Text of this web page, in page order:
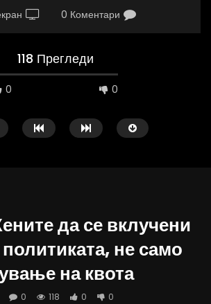
0 Коментари
118 Прегледи
0 0
Министерство за
да се вклучени
не само
на квота
0 118 0 0